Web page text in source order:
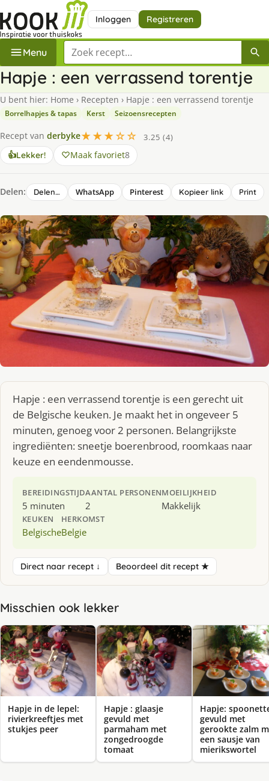
Inloggen Registreren
Menu Zoek een recept
Hapje : een verrassend torentje
U bent hier: Home › Recepten › Hapje : een verrassend torentje
Borrelhapjes & tapas Kerst Seizoensrecepten
Recept van derbyke★★★☆☆
3.25 (4)
👍Lekker! Maak favoriet8
Delen: Delen… WhatsApp Pinterest Kopieer link Print
Hapje : een verrassend torentje is een gerecht uit
de Belgische keuken. Je maakt het in ongeveer 5
minuten, genoeg voor 2 personen. Belangrijkste
ingrediënten: sneetje boerenbrood, roomkaas naar
keuze en eendenmousse.
BEREIDINGSTIJD
5 minuten
AANTAL PERSONEN
2
MOEILIJKHEID
Makkelijk
KEUKEN
Belgische
HERKOMST
Belgie
Direct naar recept ↓ Beoordeel dit recept ★
Misschien ook lekker
Hapje in de lepel:
rivierkreeftjes met
stukjes peer
Hapje : glaasje
gevuld met
parmaham met
zongedroogde
tomaat
Hapje:
gevuld met
gerookte zalm
een sausje van
mierikswortel